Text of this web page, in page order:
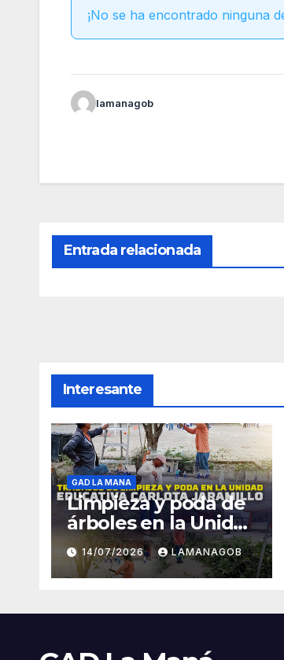
¡No se ha encontrado ninguna
lamanagob
Entrada relacionada
Interesante
GAD LA MANA
Limpieza y poda de
árboles en la Unidad
Educativa Carlota
Jaramillo
14/07/2026 LAMANAGOB